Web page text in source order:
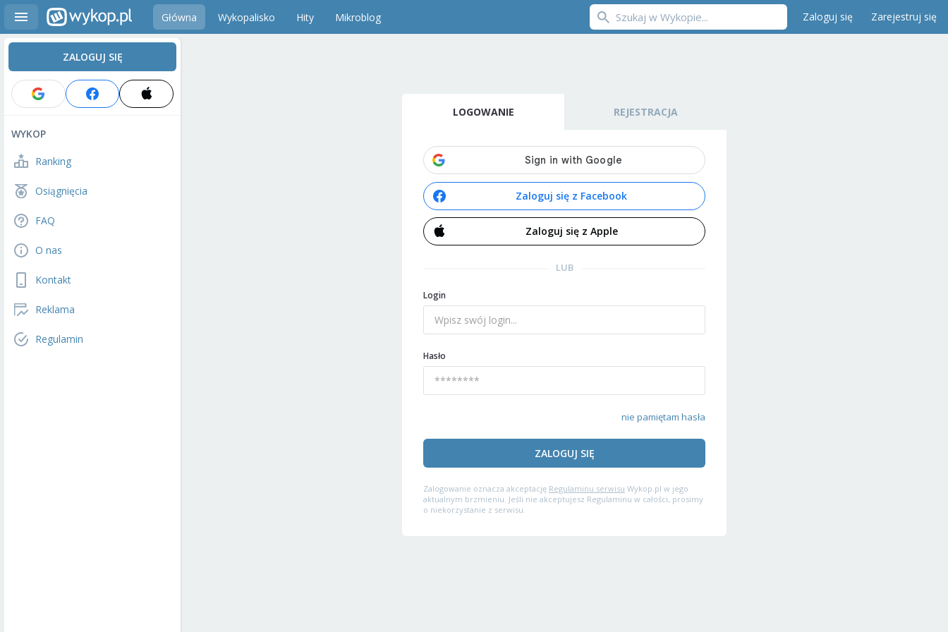
Główna Wykopalisko Hity Mikroblog Zaloguj się Zarejestruj się
ZALOGUJ SIĘ
WYKOP
Ranking
Osiągnięcia
FAQ
O nas
Kontakt
Reklama
Regulamin
LOGOWANIE REJESTRACJA
Zaloguj się z Facebook
Zaloguj się z Apple
LUB
Login
Hasło
nie pamiętam hasła
ZALOGUJ SIĘ
Zalogowanie oznacza akceptację Regulaminu serwisu Wykop.pl w jego
aktualnym brzmieniu. Jeśli nie akceptujesz Regulaminu w całości, prosimy
o niekorzystanie z serwisu.